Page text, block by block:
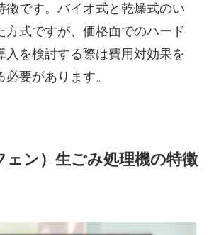
徴です。バイオ式と乾燥式のい
方式ですが、価格面でのハード
入を検討する際は費用対効果を
要があります。
ェン）生ごみ処理機の特徴